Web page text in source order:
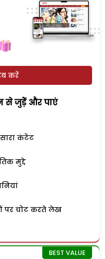
करें
से जुड़ेें और पाएं
कंटेंट
मुद्दे
पर चोट करते लेख